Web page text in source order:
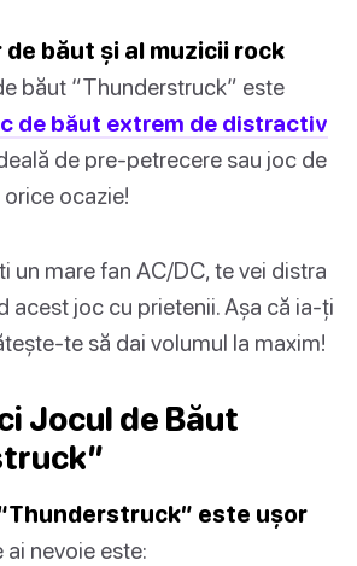
de băut și al muzicii rock
băut “Thunderstruck” este
de băut extrem de distractiv
de pre-petrecere sau joc de
ocazie!
un mare fan AC/DC, te vei distra
acest joc cu prietenii. Așa că ia-ți
te să dai volumul la maxim!
Jocul de Băut
este ușor
ai nevoie este: